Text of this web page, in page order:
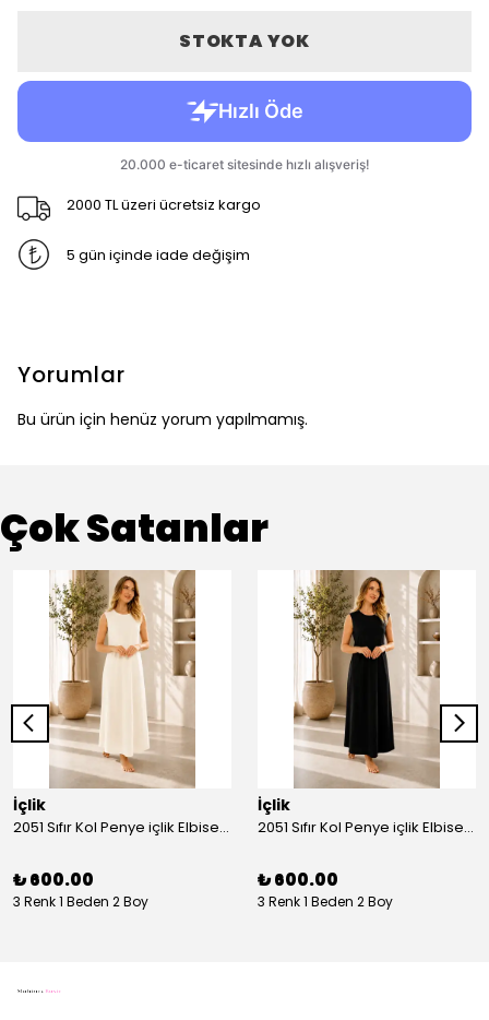
STOKTA YOK
2000 TL üzeri ücretsiz kargo
5 gün içinde iade değişim
Yorumlar
Bu ürün için henüz yorum yapılmamış.
Çok Satanlar
İçlik
2051 Sıfır Kol Penye içlik Elbise - Ekru
₺ 600.00
3 Renk 1 Beden 2 Boy
İçlik
2051 Sıfır Kol Penye içlik Elbise - Siyah
₺ 600.00
3 Renk 1 Beden 2 Boy